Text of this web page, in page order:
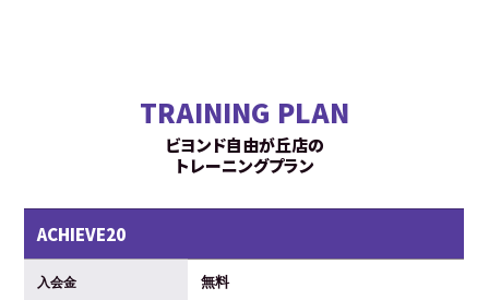
TRAINING PLAN
ビヨンド自由が丘店の
トレーニングプラン
ACHIEVE20
入会金 無料